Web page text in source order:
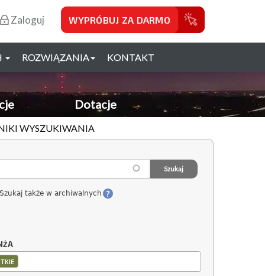
Zaloguj WYPRÓBUJ ZA DARMO
ROZWIĄZANIA KONTAKT
Dotacje
WYSZUKIWANIA
Szukaj także w archiwalnych